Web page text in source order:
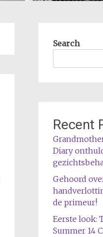
Search
Recent
Diary
Gehoord
de primeur!
Eerste look:
Summer 14